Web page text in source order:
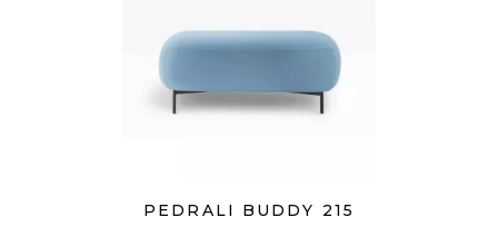
PEDRALI BUDDY 215